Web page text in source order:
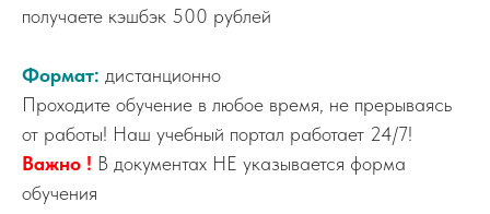
получаете кэшбэк 500 рублей
Формат: дистанционно
Проходите обучение в любое время, не прерываясь
от работы! Наш учебный портал работает 24/7!
Важно ! В документах НЕ указывается форма
обучения